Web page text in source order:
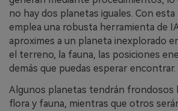
no hay dos planetas iguales. Con esta
emplea una robusta herramienta de
aproximes a un planeta inexplorado
el terreno, la fauna, las posiciones
demás que puedas esperar encontrar.
Algunos planetas tendrán frondosos
flora y fauna, mientras que otros